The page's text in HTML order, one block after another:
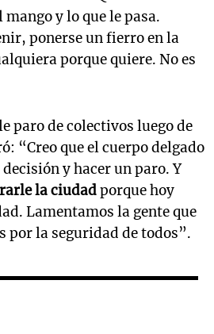
y lo que le pasa.
ponerse un fierro en la
porque quiere. No es
paro de colectivos luego de
“Creo que el cuerpo delgado
y hacer un paro. Y
la ciudadporque hoy
Lamentamos la gente que
por la seguridad de todos”.